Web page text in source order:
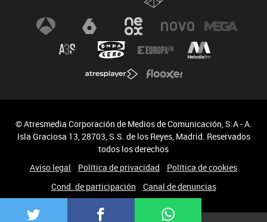
© Atresmedia Corporación de Medios de Comunicación, S.A - A.
Isla Graciosa 13, 28703, S.S. de los Reyes, Madrid. Reservados
todos los derechos
Aviso legal
Política de privacidad
Política de cookies
Cond. de participación
Canal de denuncias